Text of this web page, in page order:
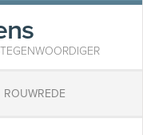
ROUWREDE